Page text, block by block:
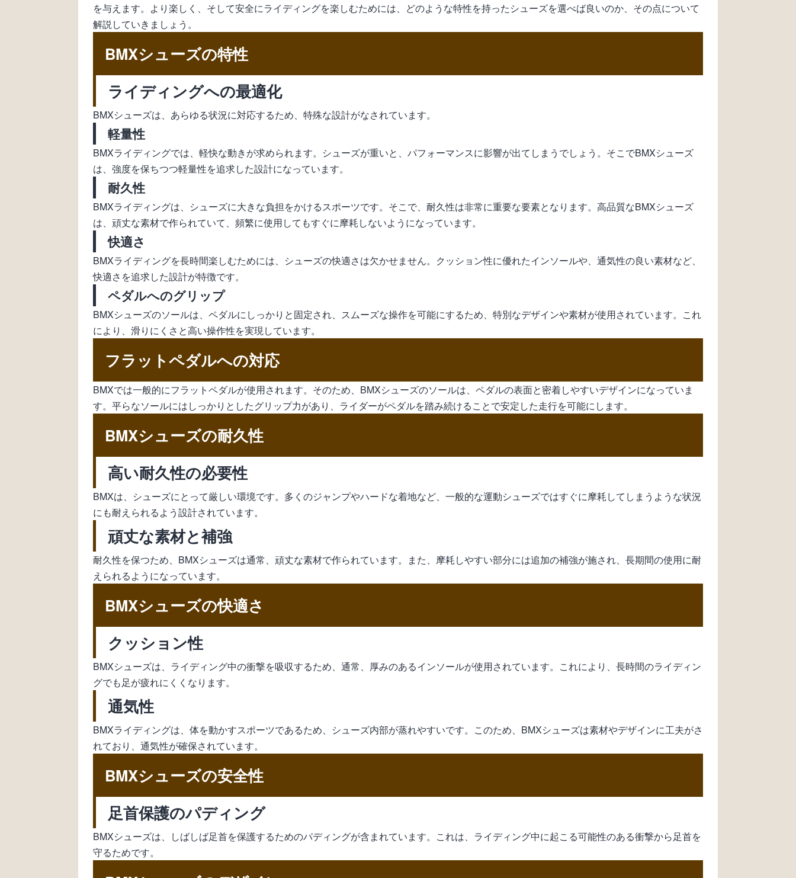
を与えます。より楽しく、そして安全にライディングを楽しむためには、どのような特性を持ったシューズを選べば良いのか、その点について
解説していきましょう。
BMXシューズの特性
ライディングへの最適化
BMXシューズは、あらゆる状況に対応するため、特殊な設計がなされています。
軽量性
BMXライディングでは、軽快な動きが求められます。シューズが重いと、パフォーマンスに影響が出てしまうでしょう。そこでBMXシューズ
は、強度を保ちつつ軽量性を追求した設計になっています。
耐久性
BMXライディングは、シューズに大きな負担をかけるスポーツです。そこで、耐久性は非常に重要な要素となります。高品質なBMXシューズ
は、頑丈な素材で作られていて、頻繁に使用してもすぐに摩耗しないようになっています。
快適さ
BMXライディングを長時間楽しむためには、シューズの快適さは欠かせません。クッション性に優れたインソールや、通気性の良い素材など、
快適さを追求した設計が特徴です。
ペダルへのグリップ
BMXシューズのソールは、ペダルにしっかりと固定され、スムーズな操作を可能にするため、特別なデザインや素材が使用されています。これ
により、滑りにくさと高い操作性を実現しています。
フラットペダルへの対応
BMXでは一般的にフラットペダルが使用されます。そのため、BMXシューズのソールは、ペダルの表面と密着しやすいデザインになっていま
す。平らなソールにはしっかりとしたグリップ力があり、ライダーがペダルを踏み続けることで安定した走行を可能にします。
BMXシューズの耐久性
高い耐久性の必要性
BMXは、シューズにとって厳しい環境です。多くのジャンプやハードな着地など、一般的な運動シューズではすぐに摩耗してしまうような状況
にも耐えられるよう設計されています。
頑丈な素材と補強
耐久性を保つため、BMXシューズは通常、頑丈な素材で作られています。また、摩耗しやすい部分には追加の補強が施され、長期間の使用に耐
えられるようになっています。
BMXシューズの快適さ
クッション性
BMXシューズは、ライディング中の衝撃を吸収するため、通常、厚みのあるインソールが使用されています。これにより、長時間のライディン
グでも足が疲れにくくなります。
通気性
BMXライディングは、体を動かすスポーツであるため、シューズ内部が蒸れやすいです。このため、BMXシューズは素材やデザインに工夫がさ
れており、通気性が確保されています。
BMXシューズの安全性
足首保護のパディング
BMXシューズは、しばしば足首を保護するためのパディングが含まれています。これは、ライディング中に起こる可能性のある衝撃から足首を
守るためです。